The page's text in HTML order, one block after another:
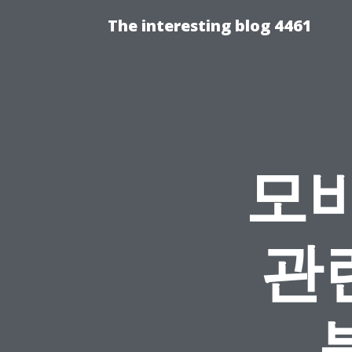
The interesting blog 4461
모
관